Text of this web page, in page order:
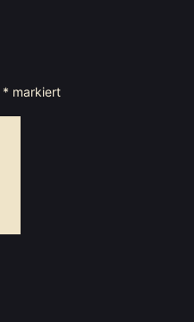
* markiert